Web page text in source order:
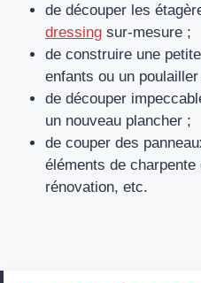
de découper les
dressing sur-mesure ;
de construire une
enfants ou un
de découper
un nouveau plancher ;
de couper des
éléments de
rénovation, etc.